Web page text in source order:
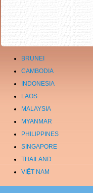
BRUNEI
CAMBODIA
INDONESIA
LAOS
MALAYSIA
MYANMAR
PHILIPPINES
SINGAPORE
THAILAND
VIỆT NAM